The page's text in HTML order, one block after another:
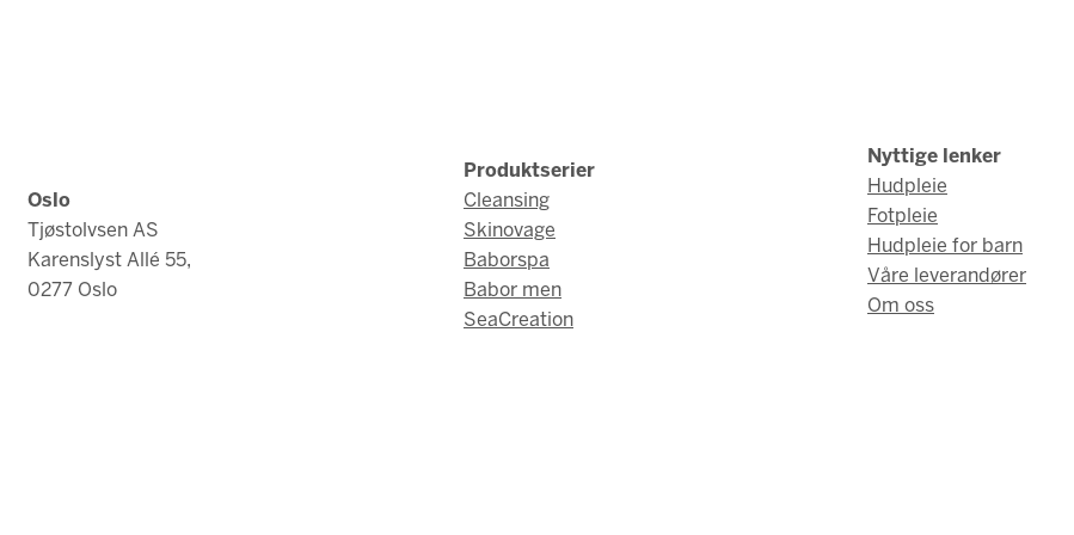
Oslo
Tjøstolvsen AS
Karenslyst Allé 55,
0277 Oslo
Produktserier
Cleansing
Skinovage
Baborspa
Babor men
SeaCreation
Nyttige lenker
Hudpleie
Fotpleie
Hudpleie for barn
Våre leverandører
Om oss